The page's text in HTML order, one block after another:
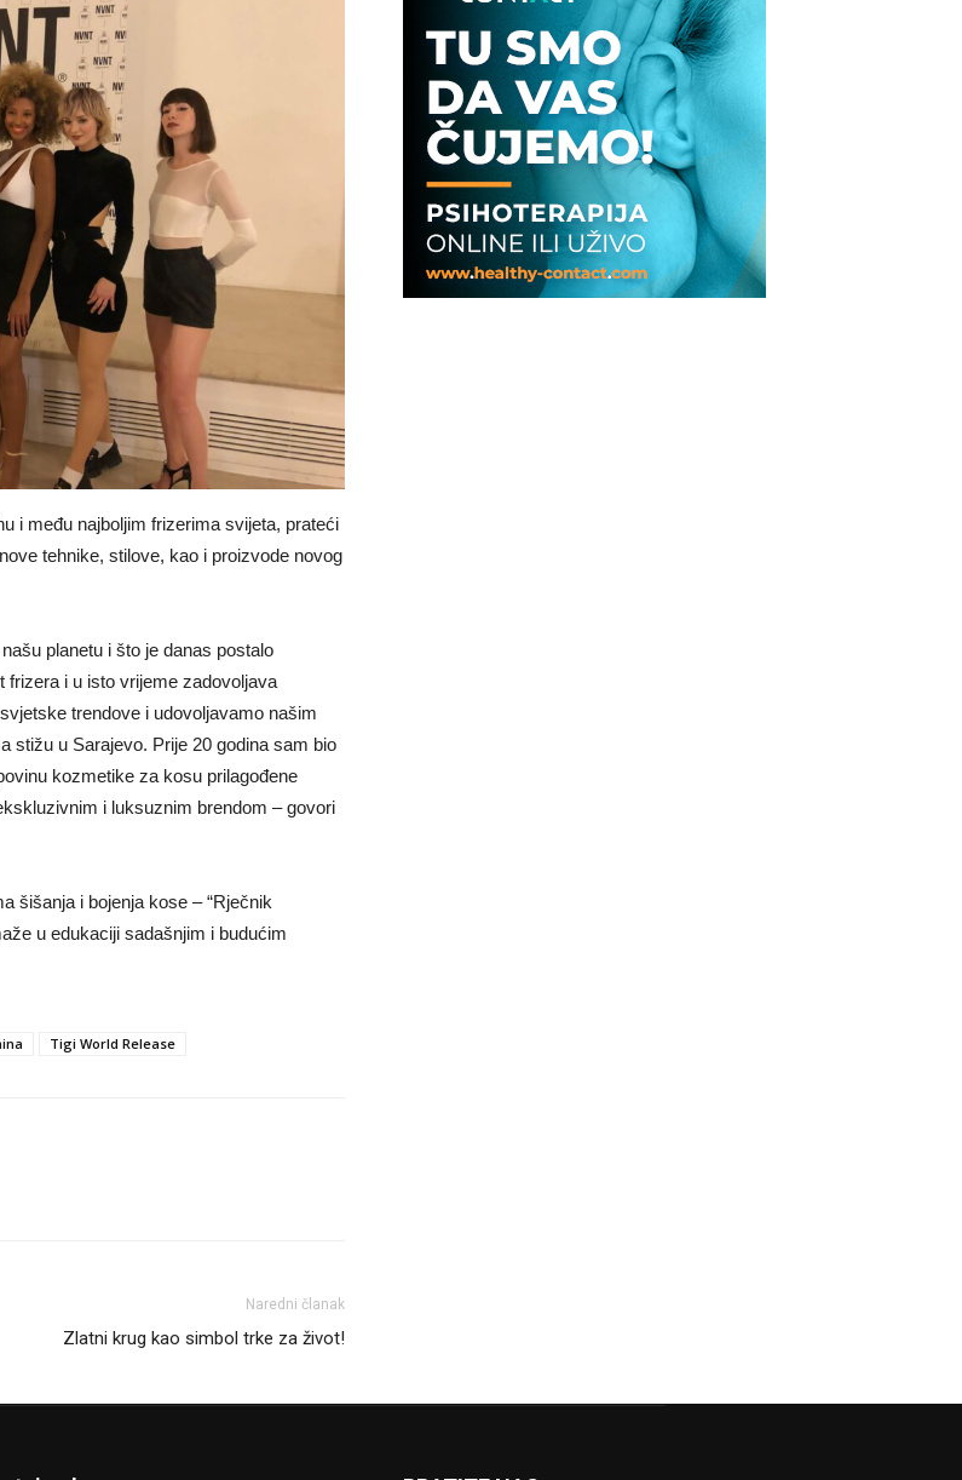
i među najboljim frizerima svijeta, prateći
tehnike, stilove, kao i proizvode novog
planetu i što je danas postalo
frizera i u isto vrijeme zadovoljava
trendove i udovoljavamo našim
stižu u Sarajevo. Prije 20 godina sam bio
kozmetike za kosu prilagođene
i luksuznim brendom – govori
šišanja i bojenja kose – “Rječnik
u edukaciji sadašnjim i budućim
Tigi World Release
Naredni članak
Zlatni krug kao simbol trke za život!